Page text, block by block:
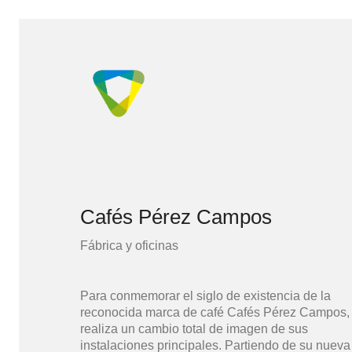
Cafés Pérez Campos
Fábrica y oficinas
Para conmemorar el siglo de existencia de la
reconocida marca de café Cafés Pérez Campos,
realiza un cambio total de imagen de sus
instalaciones principales. Partiendo de su nueva